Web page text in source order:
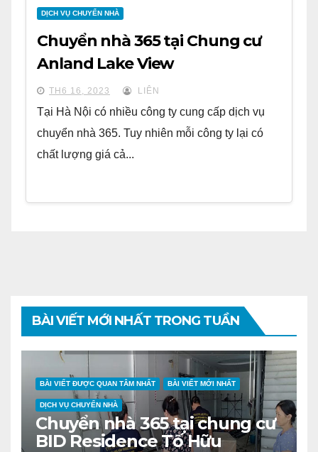
DỊCH VỤ CHUYỂN NHÀ
Chuyển nhà 365 tại Chung cư
Anland Lake View
TH6 16, 2023 LIÊN
Tại Hà Nội có nhiều công ty cung cấp dịch vụ
chuyển nhà 365. Tuy nhiên mỗi công ty lại có
chất lượng giá cả...
BÀI VIẾT MỚI NHẤT TRONG TUẦN
BÀI VIẾT ĐƯỢC QUAN TÂM NHẤT BÀI VIẾT MỚI NHẤT
DỊCH VỤ CHUYỂN NHÀ
Chuyển nhà 365 tại chung cư
BID Residence Tố Hữu